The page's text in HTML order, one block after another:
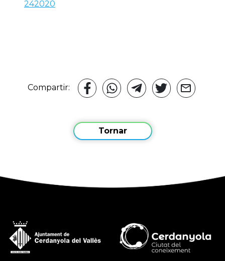
242020
Compartir:
Tornar